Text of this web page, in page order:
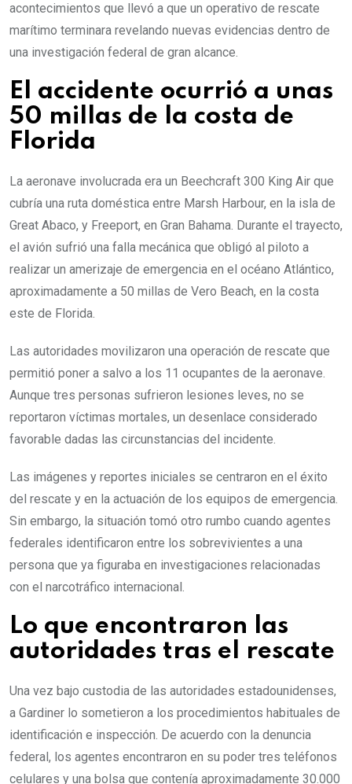
acontecimientos que llevó a que un operativo de rescate
marítimo terminara revelando nuevas evidencias dentro de
una investigación federal de gran alcance.
El accidente ocurrió a unas
50 millas de la costa de
Florida
La aeronave involucrada era un Beechcraft 300 King Air que
cubría una ruta doméstica entre Marsh Harbour, en la isla de
Great Abaco, y Freeport, en Gran Bahama. Durante el trayecto,
el avión sufrió una falla mecánica que obligó al piloto a
realizar un amerizaje de emergencia en el océano Atlántico,
aproximadamente a 50 millas de Vero Beach, en la costa
este de Florida.
Las autoridades movilizaron una operación de rescate que
permitió poner a salvo a los 11 ocupantes de la aeronave.
Aunque tres personas sufrieron lesiones leves, no se
reportaron víctimas mortales, un desenlace considerado
favorable dadas las circunstancias del incidente.
Las imágenes y reportes iniciales se centraron en el éxito
del rescate y en la actuación de los equipos de emergencia.
Sin embargo, la situación tomó otro rumbo cuando agentes
federales identificaron entre los sobrevivientes a una
persona que ya figuraba en investigaciones relacionadas
con el narcotráfico internacional.
Lo que encontraron las
autoridades tras el rescate
Una vez bajo custodia de las autoridades estadounidenses,
a Gardiner lo sometieron a los procedimientos habituales de
identificación e inspección. De acuerdo con la denuncia
federal, los agentes encontraron en su poder tres teléfonos
celulares y una bolsa que contenía aproximadamente 30.000